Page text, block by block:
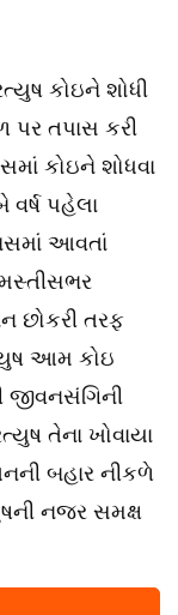
કોઇને શોધી
તપાસ કરી
કોઇને શોધવા
પહેલા
આવતાં
છોકરી તરફ
આમ કોઇ
જીવનસંગિની
તેના ખોવાયા
બહાર નીકળે
નજર સમક્ષ